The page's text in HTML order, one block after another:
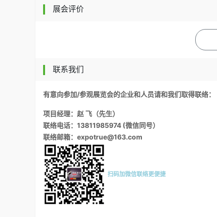
展会评价
联系我们
有意向参加/参观展览会的企业和人员请和我们取得联络：
项目经理：赵 飞（先生）
联络电话：13811985974 (微信同号）
联络邮箱：expotrue@163.com
扫码加微信联络更便捷